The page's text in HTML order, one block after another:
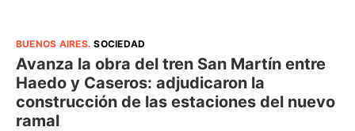
BUENOS AIRES.SOCIEDAD
Avanza la obra del tren San Martín entre
Haedo y Caseros: adjudicaron la
construcción de las estaciones del nuevo
ramal